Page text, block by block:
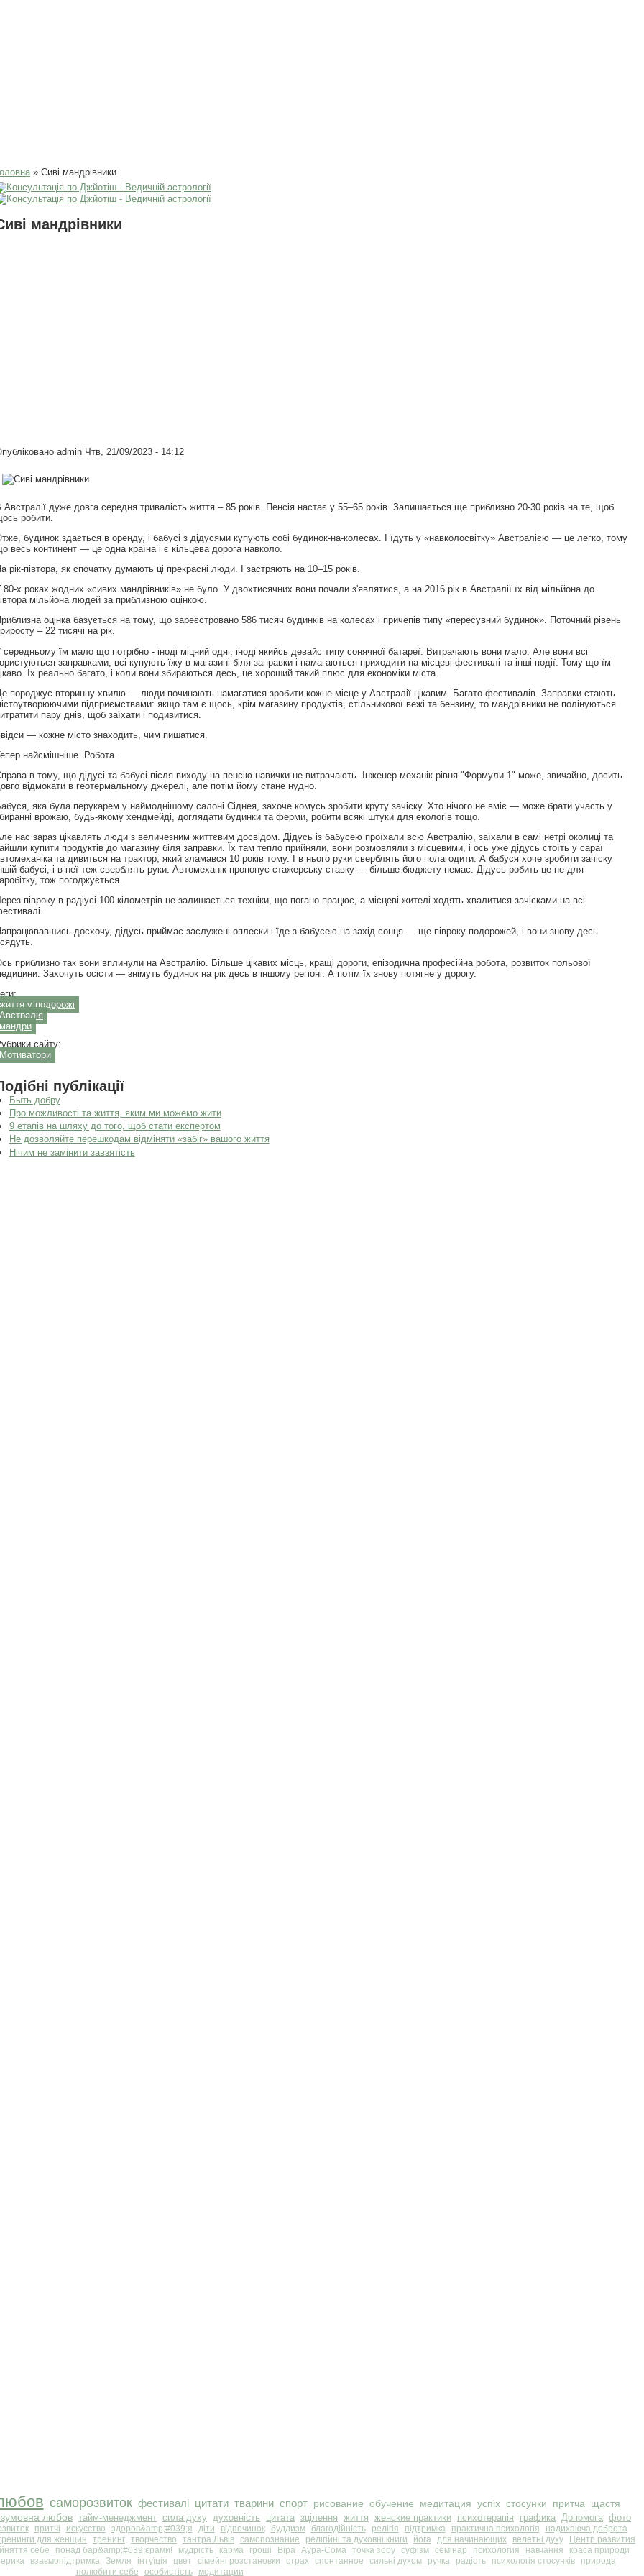
є тут
» Сиві мандрівники
мандрівники
adminЧтв, 21/09/2023 - 14:12
Австралії дуже довга середня тривалість життя – 85 років. Пенсія настає у 55–65 років. Залишається ще приблизно 20-30 років на те, щоб
робити.
будинок здається в оренду, і бабусі з дідусями купують собі будинок-на-колесах. І їдуть у «навколосвітку» Австралією — це легко, тому
весь континент — це одна країна і є кільцева дорога навколо.
рік-півтора, як спочатку думають ці прекрасні люди. І застряють на 10–15 років.
80-х роках жодних «сивих мандрівників» не було. У двохтисячних вони почали з'являтися, а на 2016 рік в Австралії їх від мільйона до
мільйона людей за приблизною оцінкою.
оцінка базується на тому, що зареєстровано 586 тисяч будинків на колесах і причепів типу «пересувний будинок». Поточний рівень
– 22 тисячі на рік.
середньому їм мало що потрібно - іноді міцний одяг, іноді якийсь девайс типу сонячної батареї. Витрачають вони мало. Але вони всі
заправками, всі купують їжу в магазині біля заправки і намагаються приходити на місцеві фестивалі та інші події. Тому що їм
Їх реально багато, і коли вони збираються десь, це хороший такий плюс для економіки міста.
породжує вторинну хвилю — люди починають намагатися зробити кожне місце у Австралії цікавим. Багато фестивалів. Заправки стають
підприємствами: якщо там є щось, крім магазину продуктів, стільникової вежі та бензину, то мандрівники не полінуються
пару днів, щоб заїхати і подивитися.
— кожне місто знаходить, чим пишатися.
найсмішніше. Робота.
в тому, що дідусі та бабусі після виходу на пенсію навички не витрачають. Інженер-механік рівня "Формули 1" може, звичайно, досить
відмокати в геотермальному джерелі, але потім йому стане нудно.
яка була перукарем у наймоднішому салоні Сіднея, захоче комусь зробити круту зачіску. Хто нічого не вміє — може брати участь у
врожаю, будь-якому хендмейді, доглядати будинки та ферми, робити всякі штуки для екологів тощо.
нас зараз цікавлять люди з величезним життєвим досвідом. Дідусь із бабусею проїхали всю Австралію, заїхали в самі нетрі околиці та
купити продуктів до магазину біля заправки. Їх там тепло прийняли, вони розмовляли з місцевими, і ось уже дідусь стоїть у сараї
та дивиться на трактор, який зламався 10 років тому. І в нього руки сверблять його полагодити. А бабуся хоче зробити зачіску
бабусі, і в неї теж сверблять руки. Автомеханік пропонує стажерську ставку — більше бюджету немає. Дідусь робить це не для
тож погоджується.
півроку в радіусі 100 кілометрів не залишається техніки, що погано працює, а місцеві жителі ходять хвалитися зачісками на всі
досхочу, дідусь приймає заслужені оплески і їде з бабусею на захід сонця — ще півроку подорожей, і вони знову десь
приблизно так вони вплинули на Австралію. Більше цікавих місць, кращі дороги, епізодична професійна робота, розвиток польової
Захочуть осісти — знімуть будинок на рік десь в іншому регіоні. А потім їх знову потягне у дорогу.
життя у подорожі
Австралія
мандри
сайту:
Мотиватори
публікації
Быть добру
Про можливості та життя, яким ми можемо жити
9 етапів на шляху до того, щоб стати експертом
Не дозволяйте перешкодам відміняти «забіг» вашого життя
Нічим не замінити завзятість
саморозвиток фестивалі цитати тварини спорт рисование обучение медитация успіх стосунки притча щастя
любов тайм-менеджмент сила духу духовність цитата зцілення життя женские практики психотерапія графика Допомога фото
притчі искусство здоров&amp;#039;я діти відпочинок буддизм благодійність релігія підтримка практична психологія
надихаюча доброта
для женщин тренинг творчество тантра Львів самопознание релігійні та духовні книги йога для начинающих велетні духу
Центр развития
себе понад бар&amp;#039;єрами! мудрість карма гроші Віра Аура-Сома точка зору суфізм семінар психология навчання
краса природи
взаємопідтримка Земля інтуїція цвет сімейні розстановки страх спонтанное сильні духом ручка радість психологія стосунків
природа
полюбити себе
особистість медитации